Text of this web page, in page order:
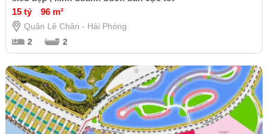
15 tỷ 96 m²
Quận Lê Chân - Hải Phòng
2
2